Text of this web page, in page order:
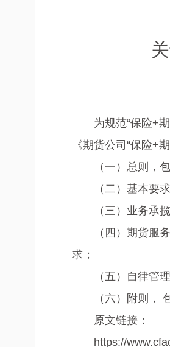
为规范“保险+
《期货公司“保险+
（一）总则，
（二）基本要
（三）业务承
（四）期货服
求；
（五）自律管
（六）附则，
原文链接：
https://